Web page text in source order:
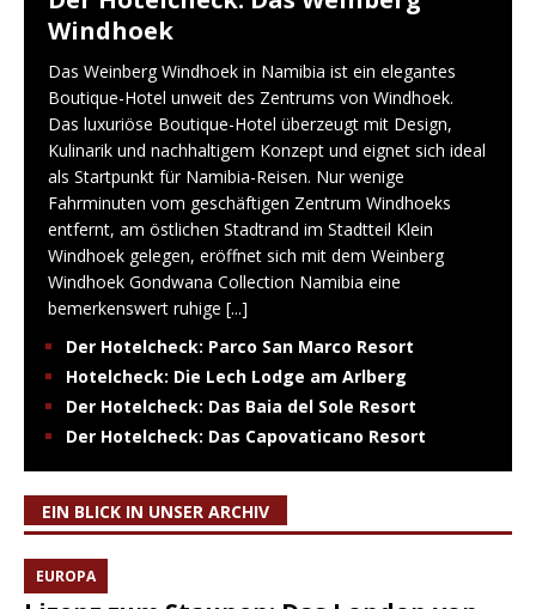
Windhoek
Das Weinberg Windhoek in Namibia ist ein elegantes
Boutique-Hotel unweit des Zentrums von Windhoek.
Das luxuriöse Boutique-Hotel überzeugt mit Design,
Kulinarik und nachhaltigem Konzept und eignet sich ideal
als Startpunkt für Namibia-Reisen. Nur wenige
Fahrminuten vom geschäftigen Zentrum Windhoeks
entfernt, am östlichen Stadtrand im Stadtteil Klein
Windhoek gelegen, eröffnet sich mit dem Weinberg
Windhoek Gondwana Collection Namibia eine
bemerkenswert ruhige [...]
Der Hotelcheck: Parco San Marco Resort
Hotelcheck: Die Lech Lodge am Arlberg
Der Hotelcheck: Das Baia del Sole Resort
Der Hotelcheck: Das Capovaticano Resort
EIN BLICK IN UNSER ARCHIV
EUROPA